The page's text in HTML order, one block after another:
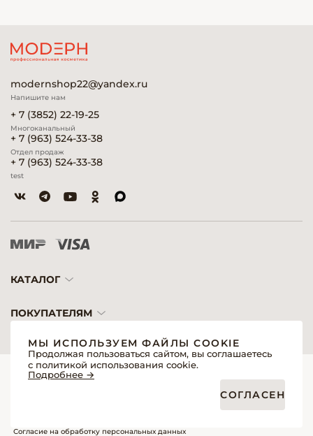
modernshop22@yandex.ru
Напишите нам
+ 7 (3852) 22-19-25
Многоканальный
+ 7 (963) 524-33-38
Отдел продаж
+ 7 (963) 524-33-38
test
КАТАЛОГ
ПОКУПАТЕЛЯМ
© 2026 «Модерн»— Косметика и оборудование для профессионалов
Публичная оферта интернет-магазина для профессиональных участников
Согласие на обработку персональных данных
Создание сайтов
МЫ ИСПОЛЬЗУЕМ ФАЙЛЫ COOKIE
Продолжая пользоваться сайтом, вы соглашаетесь
с политикой использования cookie.
Подробнее →
СОГЛАСЕН